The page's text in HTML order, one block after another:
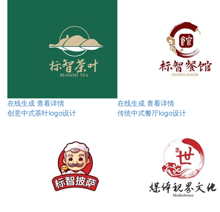
在线生成 查看详情
创意中式茶叶logo设计
在线生成 查看详情
传统中式餐厅logo设计